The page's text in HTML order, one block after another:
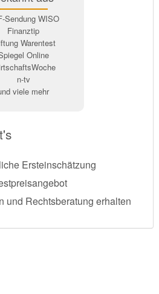
Sendung WISO
Finanztip
Warentest
Online
n-tv
viele mehr
Ersteinschätzung
und Rechtsberatung erhalten